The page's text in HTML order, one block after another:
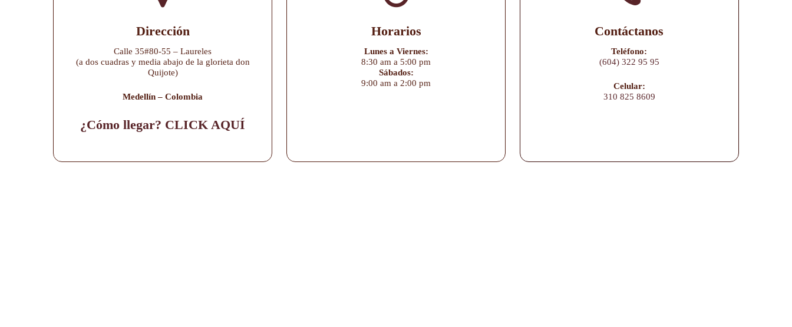
Dirección
Calle 35#80-55 – Laureles
(a dos cuadras y media abajo de la glorieta don
Quijote)
Medellín – Colombia
¿Cómo llegar? CLICK AQUÍ
Horarios
Lunes a Viernes:
8:30 am a 5:00 pm
Sábados:
9:00 am a 2:00 pm
Contáctanos
Teléfono:
(604) 322 95 95
Celular:
310 825 8609